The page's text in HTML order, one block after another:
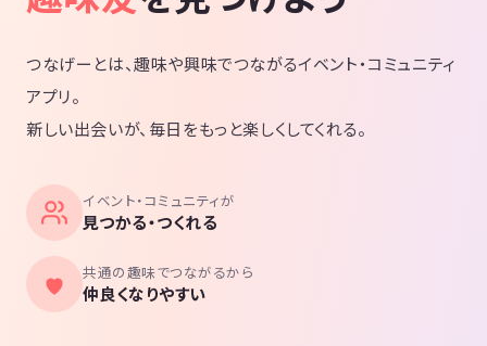
つなげーとは、趣味や興味でつながるイベント・コミュニティ
アプリ。
新しい出会いが、毎日をもっと楽しくしてくれる。
イベント・コミュニティが
見つかる・つくれる
共通の趣味でつながるから
仲良くなりやすい